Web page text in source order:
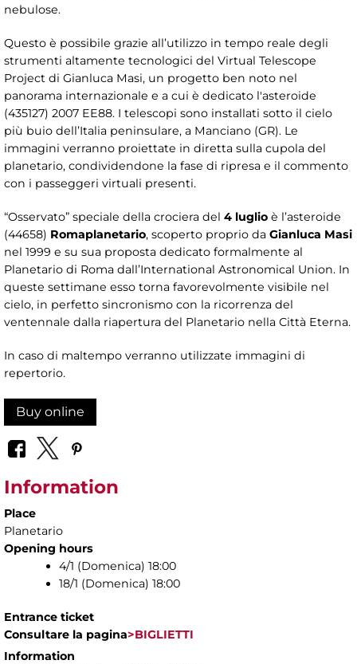
nebulose.
Questo è possibile grazie all’utilizzo in tempo reale degli
strumenti altamente tecnologici del Virtual Telescope
Project di Gianluca Masi, un progetto ben noto nel
panorama internazionale e a cui è dedicato l'asteroide
(435127) 2007 EE88. I telescopi sono installati sotto il cielo
più buio dell’Italia peninsulare, a Manciano (GR). Le
immagini verranno proiettate in diretta sulla cupola del
planetario, condividendone la fase di ripresa e il commento
con i passeggeri virtuali presenti.
“Osservato” speciale della crociera del 4 luglio è l’asteroide
(44658) Romaplanetario, scoperto proprio da Gianluca Masi
nel 1999 e su sua proposta dedicato formalmente al
Planetario di Roma dall’International Astronomical Union. In
queste settimane esso torna favorevolmente visibile nel
cielo, in perfetto sincronismo con la ricorrenza del
ventennale dalla riapertura del Planetario nella Città Eterna.
In caso di maltempo verranno utilizzate immagini di
repertorio.
Buy online
Information
Place
Planetario
Opening hours
4/1 (Domenica) 18:00
18/1 (Domenica) 18:00
Entrance ticket
Consultare la pagina>BIGLIETTI
Information